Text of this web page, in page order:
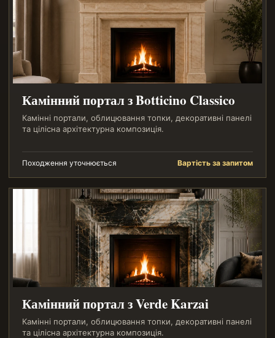
Камінний портал з Botticino Classico
Камінні портали, облицювання топки, декоративні панелі
та цілісна архітектурна композиція.
Походження уточнюється Вартість за запитом
Камінний портал з Verde Karzai
Камінні портали, облицювання топки, декоративні панелі
та цілісна архітектурна композиція.